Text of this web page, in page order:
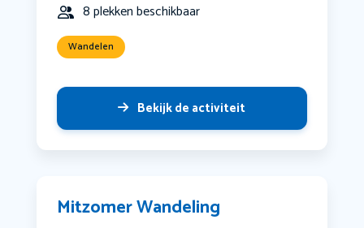
8 plekken beschikbaar
Wandelen
Bekijk de activiteit
Mitzomer Wandeling